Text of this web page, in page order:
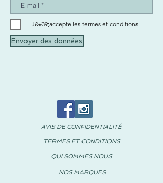
J&#39;accepte les termes et conditions
Envoyer des données
AVIS DE CONFIDENTIALITÉ
TERMES ET CONDITIONS
QUI SOMMES NOUS
NOS MARQUES